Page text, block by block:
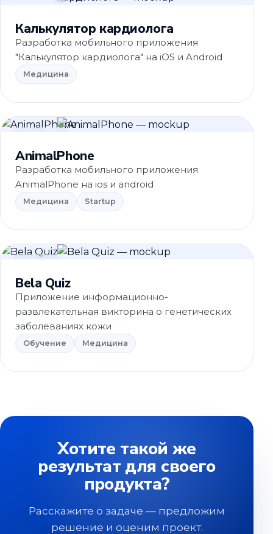
Калькулятор кардиолога
Разработка мобильного приложения
"Калькулятор кардиолога" на iOS и Android
Медицина
AnimalPhone
Разработка мобильного приложения
AnimalPhone на ios и android
Медицина Startup
Bela Quiz
Приложение информационно-
развлекательная викторина о генетических
заболеваниях кожи
Обучение Медицина
Хотите такой же
результат для своего
продукта?
Расскажите о задаче — предложим
решение и оценим проект.